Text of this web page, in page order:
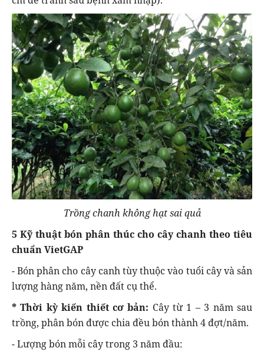
Trồng chanh không hạt sai quả
5 Kỹ thuật bón phân thúc cho cây chanh theo tiêu
chuẩn VietGAP
- Bón phân cho cây canh tùy thuộc vào tuổi cây và sản
lượng hàng năm, nền đất cụ thể.
* Thời kỳ kiến thiết cơ bản: Cây từ 1 – 3 năm sau
trồng, phân bón được chia đều bón thành 4 đợt/năm.
- Lượng bón mỗi cây trong 3 năm đầu: